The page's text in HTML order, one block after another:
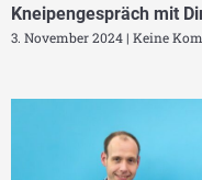
Kneipengespräch mit
3. November 2024 Keine